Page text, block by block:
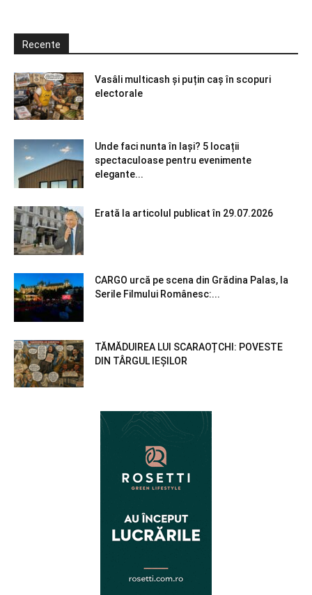
Recente
Vasâli multicash și puțin caș în scopuri
electorale
Unde faci nunta în Iași? 5 locații
spectaculoase pentru evenimente
elegante...
Erată la articolul publicat în 29.07.2026
CARGO urcă pe scena din Grădina Palas, la
Serile Filmului Românesc:...
TĂMĂDUIREA LUI SCARAOȚCHI: POVESTE
DIN TÂRGUL IEȘILOR